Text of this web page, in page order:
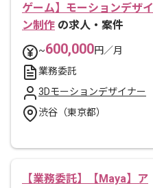
ゲーム】モーションデザイ
ン制作 の求人・案件
~600,000円／月
業務委託
3Dモーションデザイナー
渋谷（東京都）
【業務委託】【Maya】ア